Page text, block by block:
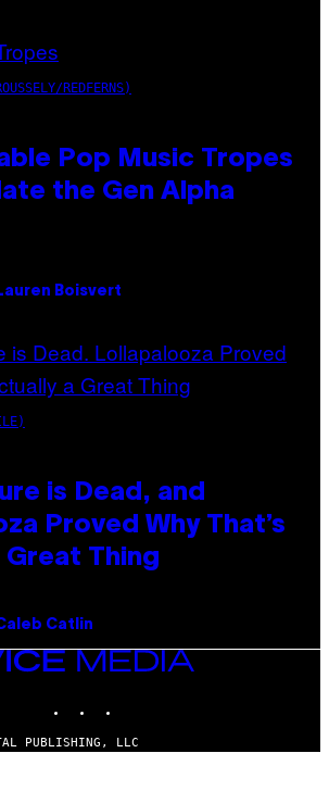
REDFERNS)
Pop Music Tropes
the Gen Alpha
Boisvert
is Dead, and
Proved Why That’s
Thing
Catlin
PUBLISHING, LLC